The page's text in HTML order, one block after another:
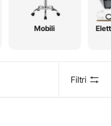
Mobili
Filtri